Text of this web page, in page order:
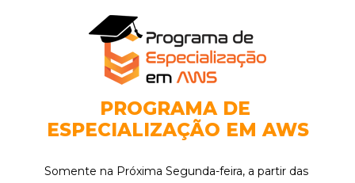
PROGRAMA DE
ESPECIALIZAÇÃO EM AWS
Somente na Próxima Segunda-feira, a partir das